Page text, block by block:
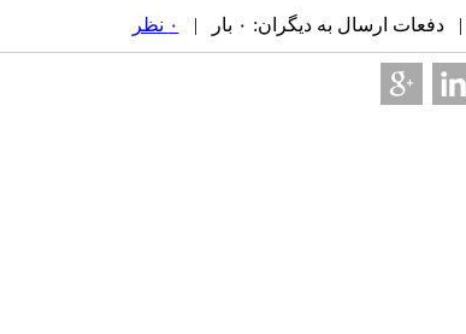
| دفعات ارسال به دیگران: ۰ بار | ۰ نظر